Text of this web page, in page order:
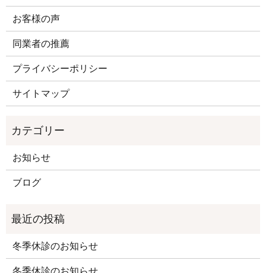
お客様の声
同業者の推薦
プライバシーポリシー
サイトマップ
お知らせ
ブログ
冬季休診のお知らせ
冬季休診のお知らせ